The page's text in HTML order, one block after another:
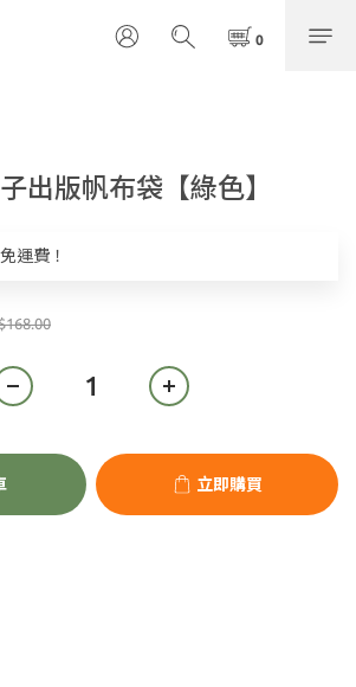
出版帆布袋【綠色】
運費！
立即購買